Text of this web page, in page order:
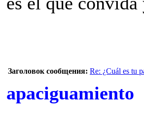
Заголовок сообщения: Re: ¿Cuál es tu
apaciguamiento